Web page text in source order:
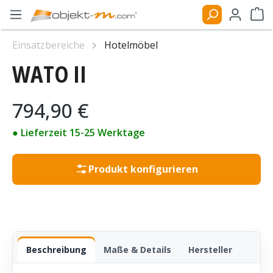
Zum Hauptinhalt springen
WATO II
Regulärer Preis:
794,90 €
● Lieferzeit 15-25 Werktage
Produkt konfigurieren
Beschreibung Maße & Details Hersteller
Einsatzbereiche
Hotelmöbel
Bildergalerie überspringen